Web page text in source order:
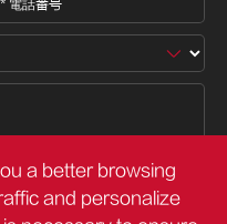
a better browsing
and personalize